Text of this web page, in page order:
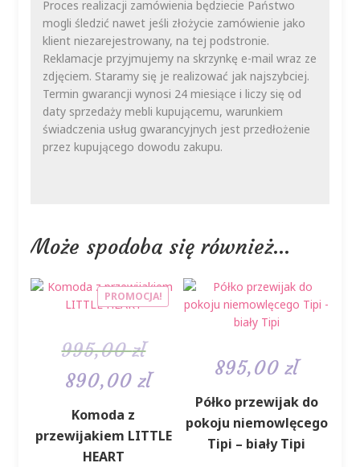
Proces realizacji zamówienia będziecie Państwo
mogli śledzić nawet jeśli złożycie zamówienie jako
klient niezarejestrowany, na tej podstronie.
Reklamacje przyjmujemy na skrzynkę e-mail wraz ze
zdjęciem. Staramy się je realizować jak najszybciej.
Termin gwarancji wynosi 24 miesiące i liczy się od
daty sprzedaży mebli kupującemu, warunkiem
świadczenia usług gwarancyjnych jest przedłożenie
przez kupującego dowodu zakupu.
Może spodoba się również…
995,00zł
Pierwotna
wynosiła:
995,00 zł.
890,00 złAktualna
wynosi:
890,00 zł.
Komoda z
przewijakiem LITTLE
HEART
PROMOCJA!
895,00zł
Półko przewijak do
pokoju niemowlęcego
Tipi – biały Tipi